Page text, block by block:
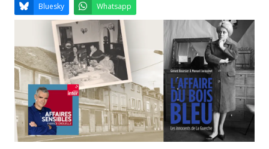
Email Facebook LinkedIn
Bluesky Whatsapp